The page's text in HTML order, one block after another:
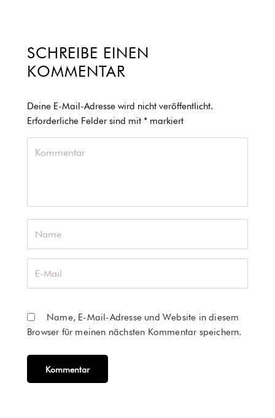
SCHREIBE EINEN
KOMMENTAR
Deine E-Mail-Adresse wird nicht veröffentlicht.
Erforderliche Felder sind mit * markiert
Name, E-Mail-Adresse und Website in diesem
Browser für meinen nächsten Kommentar speichern.